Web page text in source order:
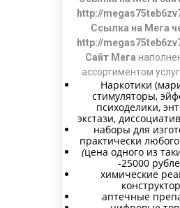
http://
Ссылка на Мега
http://
Сайт Мега
ассортиментом
Наркотики
стимуляторы,
психоделики,
экстази,
наборы для
практически
(цена одного из
-25000
химические
аптечные